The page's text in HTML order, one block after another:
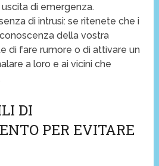
di emergenza.
di intrusi: se ritenete che i
della vostra
di fare rumore o di attivare un
a loro e ai vicini che
DI
PER EVITARE